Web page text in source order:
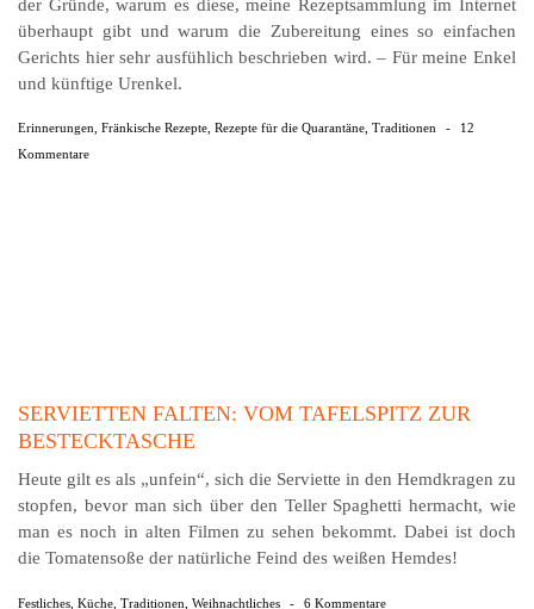
der Gründe, warum es diese, meine Rezeptsammlung im Internet
überhaupt gibt und warum die Zubereitung eines so einfachen
Gerichts hier sehr ausfühlich beschrieben wird. – Für meine Enkel
und künftige Urenkel.
Erinnerungen Fränkische Rezepte Rezepte für die Quarantäne Traditionen -
12
Kommentare
SERVIETTEN FALTEN: VOM TAFELSPITZ ZUR
BESTECKTASCHE
Heute gilt es als „unfein“, sich die Serviette in den Hemdkragen zu
stopfen, bevor man sich über den Teller Spaghetti hermacht, wie
man es noch in alten Filmen zu sehen bekommt. Dabei ist doch
die Tomatensoße der natürliche Feind des weißen Hemdes!
Festliches, Küche, Traditionen, Weihnachtliches - 6 Kommentare